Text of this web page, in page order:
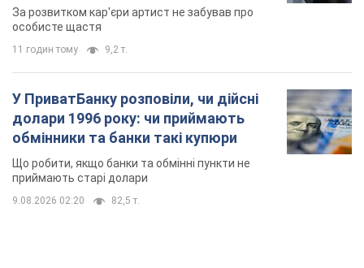
мають
За розвитком кар'єри артист не забував про
особисте щастя
11 годин тому 9,2 т.
У ПриватБанку розповіли, чи дійсні
долари 1996 року: чи приймають
обмінники та банки такі купюри
Що робити, якщо банки та обмінні пункти не
приймають старі долари
9.08.2026 02:20 82,5 т.